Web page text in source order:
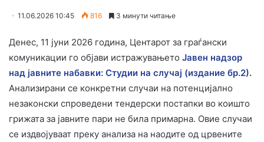
11.06.2026 10:45 816 3 минути читање
Денес, 11 јуни 2026 година, Центарот за граѓански
комуникации го објави истражувањето Јавен надзор
над јавните набавки: Студии на случај (издание бр.2).
Анализирани се конкретни случаи на потенцијално
незаконски спроведени тендерски постапки во коишто
грижата за јавните пари не била примарна. Овие случаи
се издвојуваат преку анализа на наодите од црвените